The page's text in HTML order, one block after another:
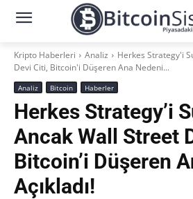
Kripto Haberleri Analiz
Herkes Strategy'i
Devi Citi, Bitcoin'i Düşeren Ana Nedeni...
Analiz Bitcoin Haberler
Herkes Strategy’i
Ancak Wall Street
Bitcoin’i Düşeren
Açıkladı!